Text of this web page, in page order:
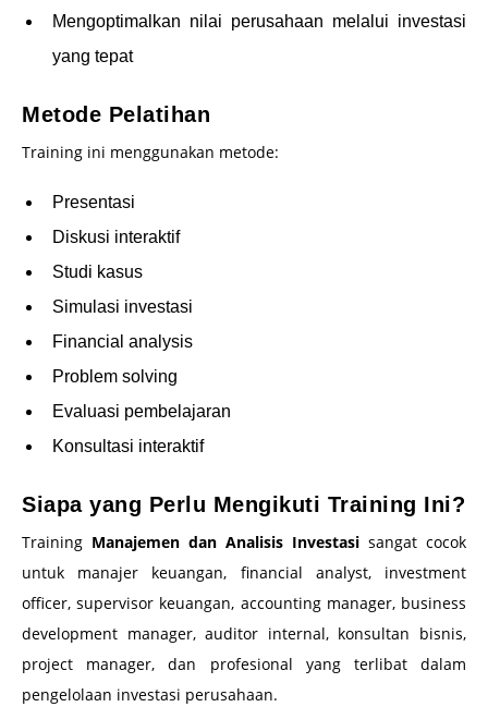
Mengoptimalkan nilai perusahaan melalui investasi
yang tepat
Metode Pelatihan
Training ini menggunakan metode:
Presentasi
Diskusi interaktif
Studi kasus
Simulasi investasi
Financial analysis
Problem solving
Evaluasi pembelajaran
Konsultasi interaktif
Siapa yang Perlu Mengikuti Training Ini?
Training Manajemen dan Analisis Investasi sangat cocok
untuk manajer keuangan, financial analyst, investment
officer, supervisor keuangan, accounting manager, business
development manager, auditor internal, konsultan bisnis,
project manager, dan profesional yang terlibat dalam
pengelolaan investasi perusahaan.